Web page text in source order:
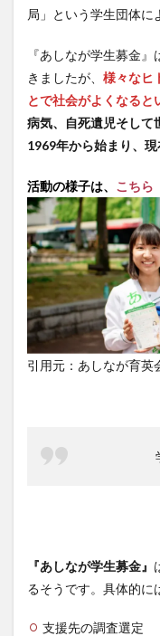
局」という学生団体に
『あしなが学生募金
きましたが、 様々なヒ
とで社会がよくなると
病気、自死遺児そして
1969年から始まり、
活動の様子は、 こちら
引用元：あしなが育英
『あしなが学生募金』
るそうです。具体的に
支援先の調査選定